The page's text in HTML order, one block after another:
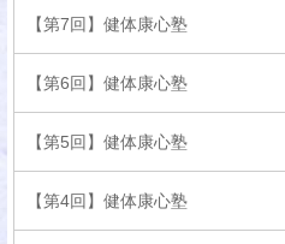
【第7回】健体康心塾
【第6回】健体康心塾
【第5回】健体康心塾
【第4回】健体康心塾